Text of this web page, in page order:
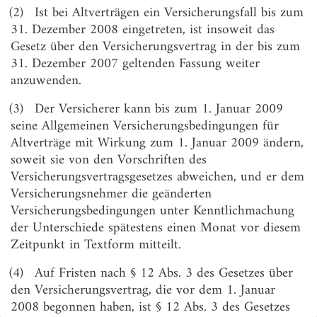
Art. 5
Rechte der Gläubiger von Grundpfandrechten
Art. 6
Versicherungsverhältnisse nach § 190 des Gesetzes
über den Versicherungsvertrag
Art. 7
Krankenversicherung, Versicherungsverhältnisse
Versicherungsvertragsgesetzes
Art. 8
Musterwiderrufsbelehrung
Art. 9
Übergangsvorschrift zu § 7a Absatz 5 des
Versicherungsvertragsgesetzes
Art. 10–15 (weggefallen)
(2) Ist bei Altverträgen ein Versicherungsfall bis zum
31. Dezember 2008 eingetreten, ist insoweit das
Gesetz über den Versicherungsvertrag in der bis zum
31. Dezember 2007 geltenden Fassung weiter
anzuwenden.
(3) Der Versicherer kann bis zum 1. Januar 2009
seine Allgemeinen Versicherungsbedingungen für
Altverträge mit Wirkung zum 1. Januar 2009 ändern,
soweit sie von den Vorschriften des
Versicherungsvertragsgesetzes abweichen, und er dem
Versicherungsnehmer die geänderten
Versicherungsbedingungen unter Kenntlichmachung
der Unterschiede spätestens einen Monat vor diesem
Zeitpunkt in Textform mitteilt.
(4) Auf Fristen nach § 12 Abs. 3 des Gesetzes über
den Versicherungsvertrag, die vor dem 1. Januar
2008 begonnen haben, ist § 12 Abs. 3 des Gesetzes